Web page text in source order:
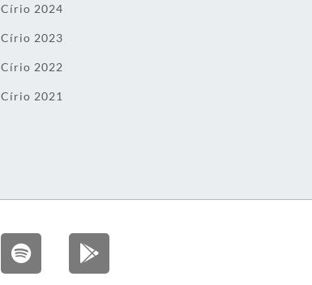
Círio 2024
Círio 2023
Círio 2022
Círio 2021